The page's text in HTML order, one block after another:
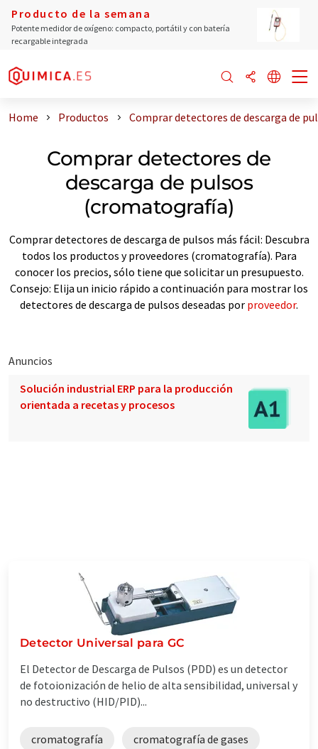
Producto de la semana
Potente medidor de oxígeno: compacto, portátil y con batería
recargable integrada
Home Productos Comprar detectores de descarga de
Comprar detectores de
descarga de pulsos
(cromatografía)
Comprar detectores de descarga de pulsos más fácil: Descubra
todos los productos y proveedores (cromatografía). Para
conocer los precios, sólo tiene que solicitar un presupuesto.
Consejo: Elija un inicio rápido a continuación para mostrar los
detectores de descarga de pulsos deseadas por proveedor.
Anuncios
Solución industrial ERP para la producción
orientada a recetas y procesos
Detector Universal para GC
El Detector de Descarga de Pulsos (PDD) es un detector
de fotoionización de helio de alta sensibilidad, universal y
no destructivo (HID/PID)...
cromatografía cromatografía de gases